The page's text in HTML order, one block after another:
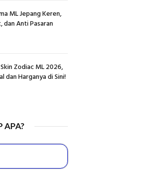
ML Jepang Keren,
Anti Pasaran
Zodiac ML 2026,
dan Harganya di Sini!
APA?